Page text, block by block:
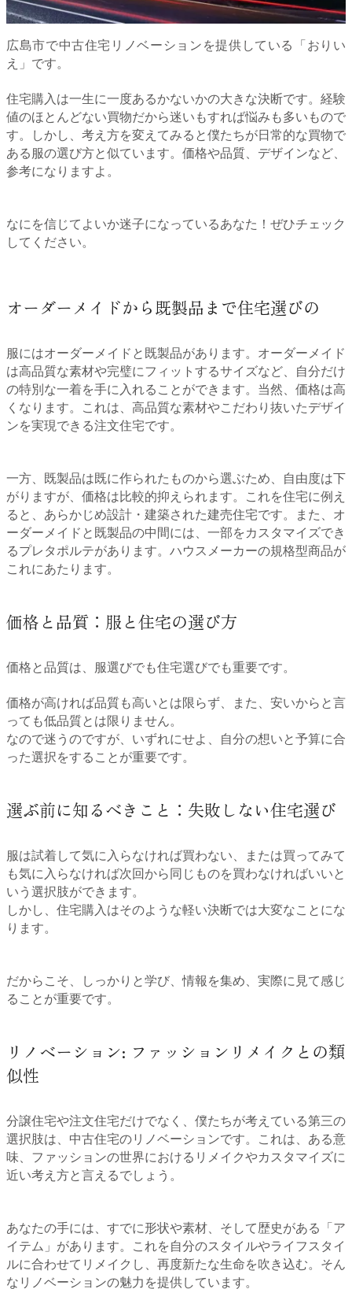
広島市で中古住宅リノベーションを提供している「おりい
え」です。
住宅購入は一生に一度あるかないかの大きな決断です。経験
値のほとんどない買物だから迷いもすれば悩みも多いもので
す。しかし、考え方を変えてみると僕たちが日常的な買物で
ある服の選び方と似ています。価格や品質、デザインなど、
参考になりますよ。
なにを信じてよいか迷子になっているあなた！ぜひチェック
してください。
オーダーメイドから既製品まで住宅選びの
服にはオーダーメイドと既製品があります。オーダーメイド
は高品質な素材や完璧にフィットするサイズなど、自分だけ
の特別な一着を手に入れることができます。当然、価格は高
くなります。これは、高品質な素材やこだわり抜いたデザイ
ンを実現できる注文住宅です。
一方、既製品は既に作られたものから選ぶため、自由度は下
がりますが、価格は比較的抑えられます。これを住宅に例え
ると、あらかじめ設計・建築された建売住宅です。また、オ
ーダーメイドと既製品の中間には、一部をカスタマイズでき
るプレタポルテがあります。ハウスメーカーの規格型商品が
これにあたります。
価格と品質：服と住宅の選び方
価格と品質は、服選びでも住宅選びでも重要です。
価格が高ければ品質も高いとは限らず、また、安いからと言
っても低品質とは限りません。
なので迷うのですが、いずれにせよ、自分の想いと予算に合
った選択をすることが重要です。
選ぶ前に知るべきこと：失敗しない住宅選び
服は試着して気に入らなければ買わない、または買ってみて
も気に入らなければ次回から同じものを買わなければいいと
いう選択肢ができます。
しかし、住宅購入はそのような軽い決断では大変なことにな
ります。
だからこそ、しっかりと学び、情報を集め、実際に見て感じ
ることが重要です。
リノベーション: ファッションリメイクとの類
似性
分譲住宅や注文住宅だけでなく、僕たちが考えている第三の
選択肢は、中古住宅のリノベーションです。これは、ある意
味、ファッションの世界におけるリメイクやカスタマイズに
近い考え方と言えるでしょう。
あなたの手には、すでに形状や素材、そして歴史がある「ア
イテム」があります。これを自分のスタイルやライフスタイ
ルに合わせてリメイクし、再度新たな生命を吹き込む。そん
なリノベーションの魅力を提供しています。